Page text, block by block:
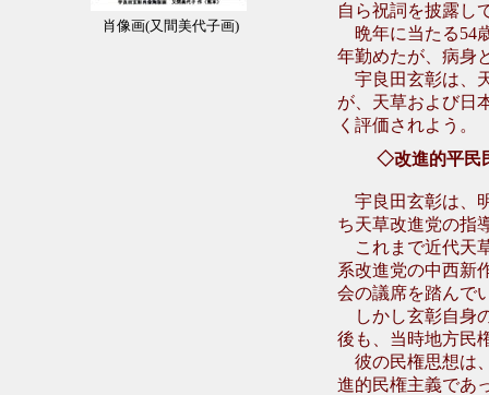
肖像画(又間美代子画)
自ら祝詞を披露し
晩年に当たる54
年勤めたが、病身
宇良田玄彰は、
が、天草および日
く評価されよう
◇改進的平民
宇良田玄彰は、
ち天草改進党の指
これまで近代天
系改進党の中西新
会の議席を踏んで
しかし玄彰自身
後も、当時地方民
彼の民権思想は
進的民権主義であ